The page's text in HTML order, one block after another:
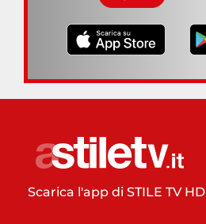
Scarica l'app di STILE TV HD